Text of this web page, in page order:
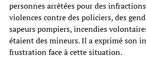
personnes arrêtées pour des
violences contre des policiers, des
sapeurs pompiers, incendies
étaient des mineurs. Il a exprimé son
frustration face à cette situation.